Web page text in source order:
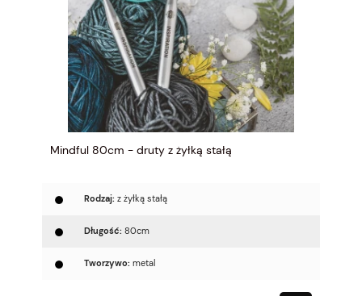
Mindful 80cm - druty z żyłką stałą
Rodzaj: z żyłką stałą
Długość: 80cm
Tworzywo: metal